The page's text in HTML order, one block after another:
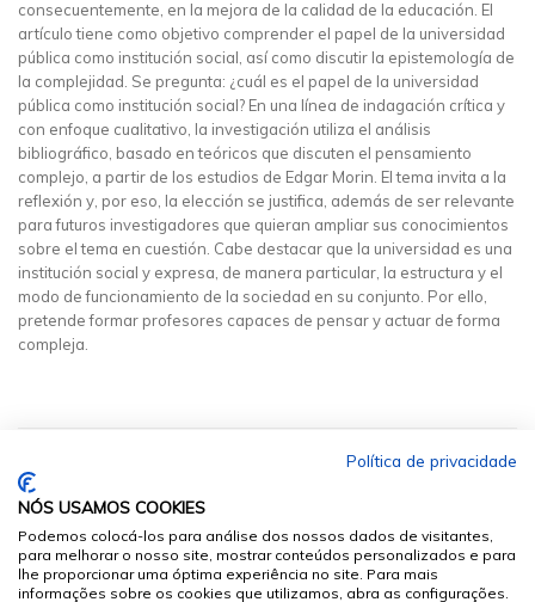
consecuentemente, en la mejora de la calidad de la educación. El
artículo tiene como objetivo comprender el papel de la universidad
pública como institución social, así como discutir la epistemología de
la complejidad. Se pregunta: ¿cuál es el papel de la universidad
pública como institución social? En una línea de indagación crítica y
con enfoque cualitativo, la investigación utiliza el análisis
bibliográfico, basado en teóricos que discuten el pensamiento
complejo, a partir de los estudios de Edgar Morin. El tema invita a la
reflexión y, por eso, la elección se justifica, además de ser relevante
para futuros investigadores que quieran ampliar sus conocimientos
sobre el tema en cuestión. Cabe destacar que la universidad es una
institución social y expresa, de manera particular, la estructura y el
modo de funcionamiento de la sociedad en su conjunto. Por ello,
pretende formar profesores capaces de pensar y actuar de forma
compleja.
Política de privacidade
NÓS USAMOS COOKIES
Podemos colocá-los para análise dos nossos dados de visitantes,
para melhorar o nosso site, mostrar conteúdos personalizados e para
lhe proporcionar uma óptima experiência no site. Para mais
informações sobre os cookies que utilizamos, abra as configurações.